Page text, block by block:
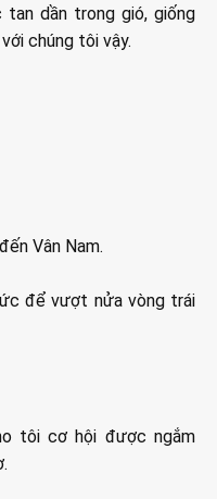
dần trong gió, giống
chúng tôi vậy.
Vân Nam.
để vượt nửa vòng trái
tôi cơ hội được ngắm